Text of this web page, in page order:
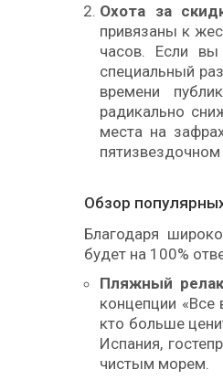
Охота за
привязаны к
часов. Если вы
специальный
времени
радикально
места на
Обзор
Благодаря
будет на 100%
Пляжный
концепции «Все
кто больше
Испания,
чистым морем.